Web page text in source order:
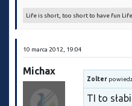
Life is short, too short to have fun
10 marca 2012, 19:04
Michax
Zolter
TI to